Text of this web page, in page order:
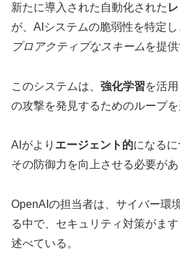
新たに導入された自動化された
が、AIシステムの脆弱性を特定
プロアクティブなスキームを提供
このシステムは、 強化学習を活
の攻撃を発見するためのループを
AIがより エージェント的になる
その防御力を向上させる必要があ
OpenAIの担当者は、サイバー環
る中で、セキュリティ対策がま
述べている。